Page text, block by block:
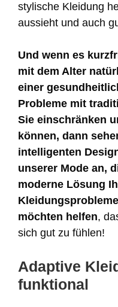
stylische Kleidung
aussieht und auch
Und wenn es
mit dem Alter
einer
Probleme mit
Sie einschränken
können, dann
intelligenten
unserer Mode an,
moderne Lösung
möchten helfen,
sich gut zu fühlen!
Adaptive
funktional